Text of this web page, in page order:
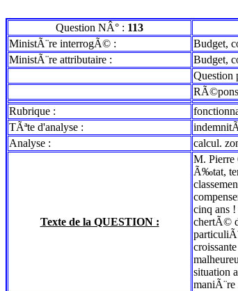
Question NÂ° : 113
MinistÃ¨re interrogÃ© :
Budget,
MinistÃ¨re attributaire :
Budget,
Question
Rubrique :
TÃªte d'analyse :
Analyse :
calcul.
Texte de la QUESTION :
M. Pierre
Ã‰tat,
cinq ans
chertÃ©
situation